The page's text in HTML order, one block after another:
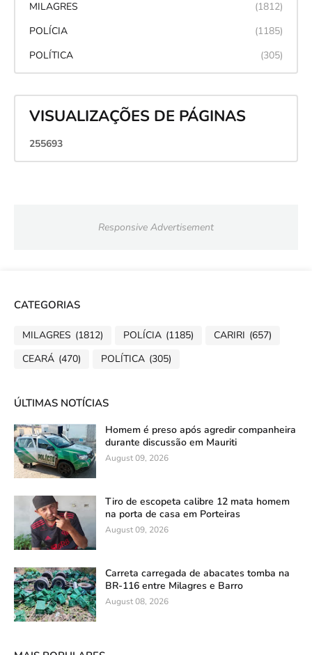
MILAGRES
(1812)
POLÍCIA
(1185)
POLÍTICA
(305)
VISUALIZAÇÕES DE PÁGINAS
255693
Responsive Advertisement
CATEGORIAS
MILAGRES (1812) POLÍCIA (1185) CARIRI (657)
CEARÁ (470) POLÍTICA (305)
ÚLTIMAS NOTÍCIAS
Homem é preso após agredir companheira
durante discussão em Mauriti
August 09, 2026
Tiro de escopeta calibre 12 mata homem
na porta de casa em Porteiras
August 09, 2026
Carreta carregada de abacates tomba na
BR-116 entre Milagres e Barro
August 08, 2026